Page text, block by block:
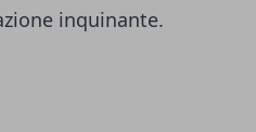
inquinante.